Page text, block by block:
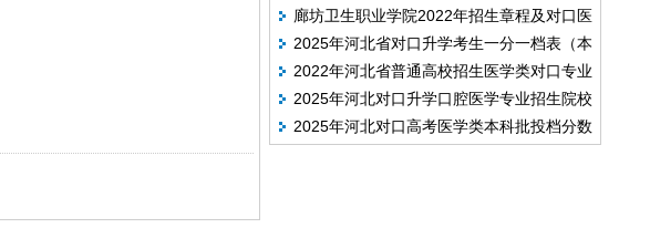
线
廊坊卫生职业学院2022年招生章程及对口医
学类招生计划
2025年河北省对口升学考生一分一档表（本
科批录取结束后）
2022年河北省普通高校招生医学类对口专业
考试时间为3月12日
2025年河北对口升学口腔医学专业招生院校
及计划数
2025年河北对口高考医学类本科批投档分数